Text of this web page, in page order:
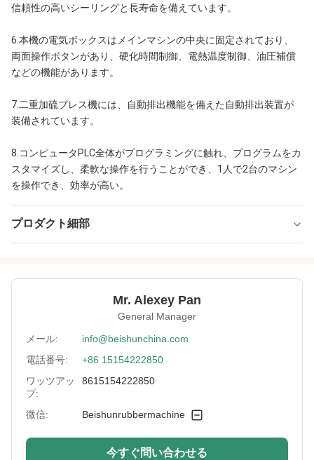
信頼性の高いシーリングと長寿命を備えています。
6.本機の電気ボックスはメインマシンの中央に固定されており、
両面操作ボタンがあり、硬化時間制御、電熱温度制御、油圧補償
などの機能があります。
7.二重加硫プレス機には、自動排出機能を備えた自動排出装置が
装備されています。
8.コンピュータPLC全体がプログラミングに触れ、プログラムをカ
スタマイズし、柔軟な操作を行うことができ、1人で2台のマシン
を操作でき、効率が高い。
プロダクト細部
Heating Way: 電気/オイル システム
カスタマイズされた
Voltage: お客様のご要望
Application: 最終製品となる加硫,ゴム製品の加硫
After-Sales
ス機PLC制御、PLC制御ゴム加硫機
Mr. Alexey Pan
General Manager
メール:
info@beishunchina.com
電話番号:
+86 15154222850
ワッツアッ
プ:
8615154222850
微信: Beishunrubbermachine
今すぐ問い合わせる